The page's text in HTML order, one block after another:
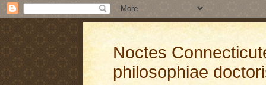
Noctes
philosophiae